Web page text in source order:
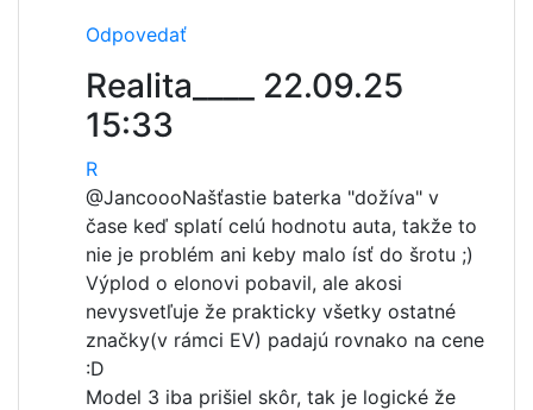
Odpovedať
Realita____ 22.09.25
15:33
R
@JancoooNašťastie baterka "dožíva" v
čase keď splatí celú hodnotu auta, takže to
nie je problém ani keby malo ísť do šrotu ;)
Výplod o elonovi pobavil, ale akosi
nevysvetľuje že prakticky všetky ostatné
značky(v rámci EV) padajú rovnako na cene
:D
Model 3 iba prišiel skôr, tak je logické že